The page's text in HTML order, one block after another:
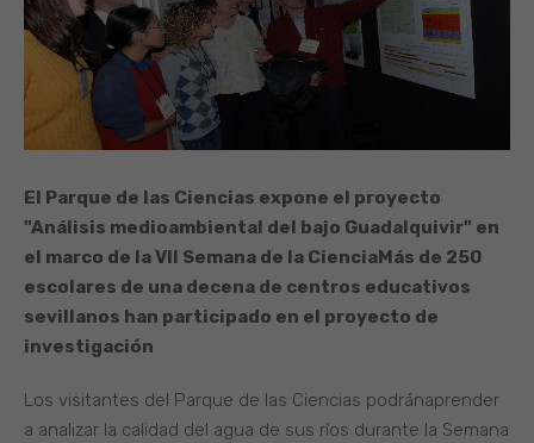
El Parque de las Ciencias expone el proyecto
"Análisis medioambiental del bajo Guadalquivir" en
el marco de la VII Semana de la CienciaMás de 250
escolares de una decena de centros educativos
sevillanos han participado en el proyecto de
investigación
Los visitantes del Parque de las Ciencias podránaprender
a analizar la calidad del agua de sus ríos durante la Semana